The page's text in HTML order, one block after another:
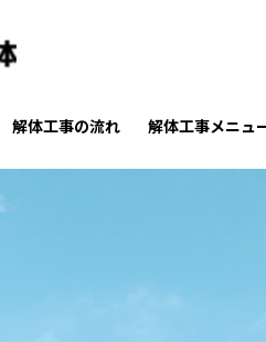
解体工事の流れ 解体工事メニュ